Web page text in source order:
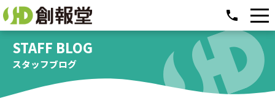
phone
STAFF BLOG
スタッフブログ